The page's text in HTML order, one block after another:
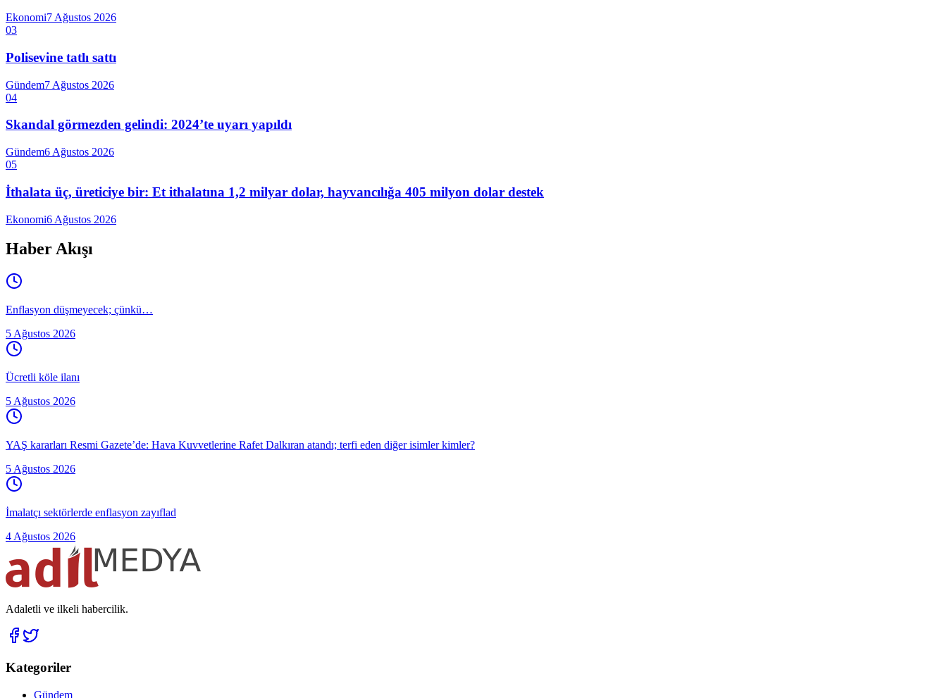
Ekonomi7 Ağustos 2026
03
Polisevine tatlı sattı
Gündem7 Ağustos 2026
04
Skandal görmezden gelindi: 2024’te uyarı yapıldı
Gündem6 Ağustos 2026
05
İthalata üç, üreticiye bir: Et ithalatına 1,2 milyar dolar, hayvancılığa 405 milyon dolar destek
Ekonomi6 Ağustos 2026
Haber Akışı
Enflasyon düşmeyecek; çünkü…
5 Ağustos 2026
Ücretli köle ilanı
5 Ağustos 2026
YAŞ kararları Resmi Gazete’de: Hava Kuvvetlerine Rafet Dalkıran atandı; terfi eden diğer isimler kimler?
5 Ağustos 2026
İmalatçı sektörlerde enflasyon zayıflad
4 Ağustos 2026
Adaletli ve ilkeli habercilik.
Kategoriler
Gündem